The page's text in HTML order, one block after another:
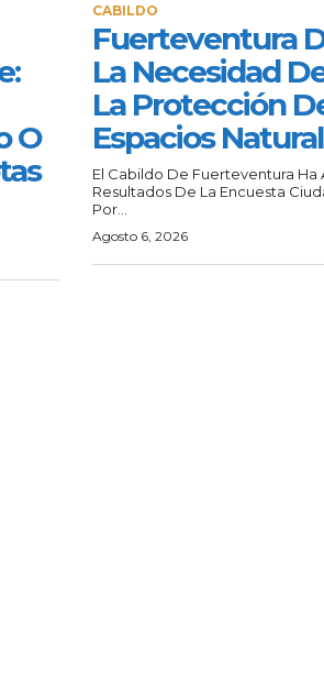
O
CABILDO
Fuerteventura
La Necesidad
La Protección
Espacios
El Cabildo De Fuerteventura Ha
Resultados De La Encuesta
Por...
Agosto 6, 2026